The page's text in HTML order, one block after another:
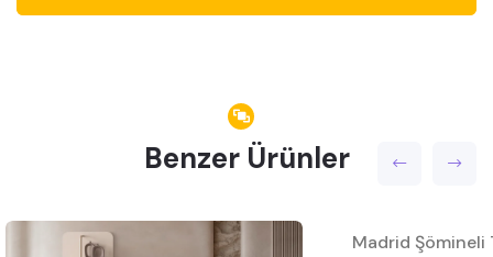
Benzer Ürünler
Madrid Şömineli